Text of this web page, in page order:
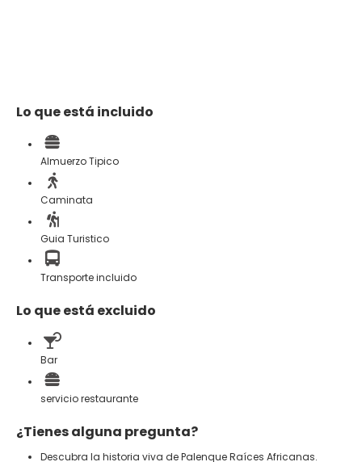
Lo que está incluido
Almuerzo Tipico
Caminata
Guia Turistico
Transporte incluido
Lo que está excluido
Bar
servicio restaurante
¿Tienes alguna pregunta?
Descubra la historia viva de Palenque Raíces Africanas.